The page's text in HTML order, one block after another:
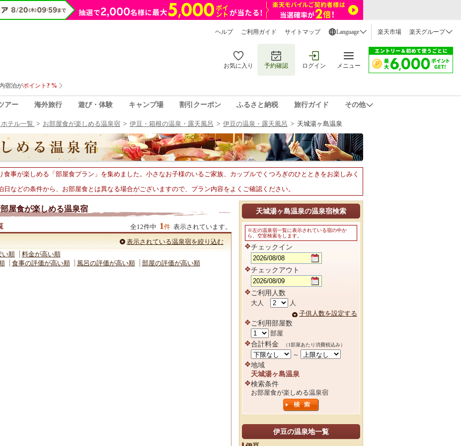
ヘルプ ご利用ガイド サイトマップ Language 楽天市場 楽天グループ
お気に入り 予約確認 ログイン メニュー
アー 海外旅行 遊び・体験 キャンプ場 割引クーポン ふるさと納税 旅行ガイド その他
テル一覧 > お部屋食が楽しめる温泉宿 > 伊豆・箱根の温泉・露天風呂 > 伊豆の温泉・露天風呂 > 天城湯ヶ島温泉
食事が楽しめる「部屋食プラン」を集めました。小さなお子様のいるご家族、カップルでくつろぎのひとときをお楽しみく
などの条件から、お部屋食とは異なる場合がございますので、プラン内容をよくご確認ください。
屋食が楽しめる温泉宿
全12件中 1件 表示されています。
表示されている温泉宿を絞り込む
い順
料金が高い順
食事の評価が高い順 風呂の評価が高い順 部屋の評価が高い順
天城湯ヶ島温泉の温泉宿検索
※左の温泉宿一覧に表示されている宿の中か
ら、空室検索をします。
チェックイン
チェックアウト
ご利用人数
大人
人
子供人数を設定する
ご利用部屋数
部屋
合計料金 （1部屋あたり消費税込み）
～
地域
天城湯ヶ島温泉
検索条件
お部屋食が楽しめる温泉宿
伊豆の温泉地一覧